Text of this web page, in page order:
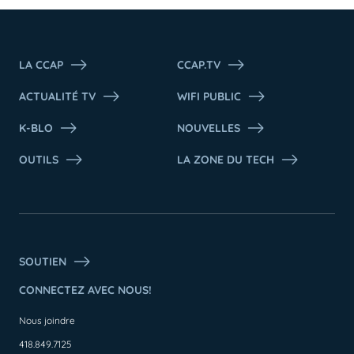
LA CCAP CCAP.TV
ACTUALITÉ TV WIFI PUBLIC
K-BLO NOUVELLES
OUTILS LA ZONE DU TECH
SOUTIEN
CONNECTEZ AVEC NOUS!
Nous joindre
418.849.7125